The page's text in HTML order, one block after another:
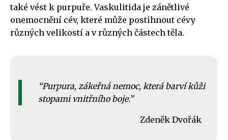
také vést k purpuře. Vaskulitida je zánětlivé
onemocnění cév, které může postihnout cévy
různých velikostí a v různých částech těla.
Purpura, zákeřná nemoc, která barví kůži
stopami vnitřního boje.
Zdeněk Dvořák